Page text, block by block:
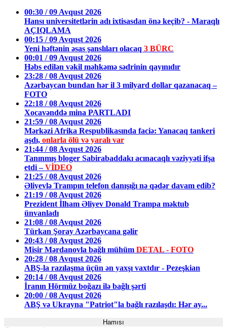
00:30 / 09 Avqust 2026
Hansı universitetlərin adı ixtisasdan önə keçib? - Maraqlı
AÇIQLAMA
00:15 / 09 Avqust 2026
Yeni həftənin əsas şanslıları olacaq 3 BÜRC
00:01 / 09 Avqust 2026
Həbs edilən vəkil məhkəmə sədrinin qayınıdır
23:28 / 08 Avqust 2026
Azərbaycan bundan hər il 3 milyard dollar qazanacaq –
FOTO
22:18 / 08 Avqust 2026
Xocavənddə mina PARTLADI
21:59 / 08 Avqust 2026
Mərkəzi Afrika Respublikasında faciə: Yanacaq tankeri
aşdı, onlarla ölü və yaralı var
21:44 / 08 Avqust 2026
Tanınmış bloger Sabirabaddakı acınacaqlı vəziyyəti ifşa
etdi –VİDEO
21:25 / 08 Avqust 2026
Əliyevlə Trampın telefon danışığı nə qədər davam edib?
21:19 / 08 Avqust 2026
Prezident İlham Əliyev Donald Trampa məktub
ünvanladı
21:08 / 08 Avqust 2026
Türkan Şoray Azərbaycana gəlir
20:43 / 08 Avqust 2026
Misir Mərdanovla bağlı mühüm DETAL - FOTO
20:28 / 08 Avqust 2026
ABŞ-la razılaşma üçün ən yaxşı vaxtdır - Pezeşkian
20:14 / 08 Avqust 2026
İranın Hörmüz boğazı ilə bağlı şərti
20:00 / 08 Avqust 2026
ABŞ və Ukrayna "Patriot"la bağlı razılaşdı: Hər ay...
Hamısı